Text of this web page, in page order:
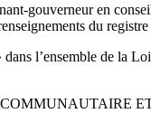
gouverneur en
du
l’ensemble de la